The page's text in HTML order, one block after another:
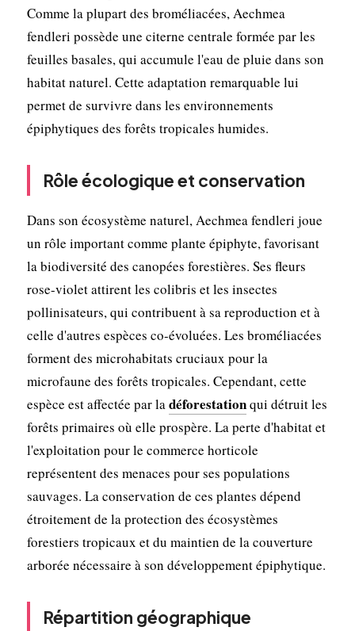
Comme la plupart des broméliacées, Aechmea
fendleri possède une citerne centrale formée par les
feuilles basales, qui accumule l'eau de pluie dans son
habitat naturel. Cette adaptation remarquable lui
permet de survivre dans les environnements
épiphytiques des forêts tropicales humides.
Rôle écologique et conservation
Dans son écosystème naturel, Aechmea fendleri joue
un rôle important comme plante épiphyte, favorisant
la biodiversité des canopées forestières. Ses fleurs
rose-violet attirent les colibris et les insectes
pollinisateurs, qui contribuent à sa reproduction et à
celle d'autres espèces co-évoluées. Les broméliacées
forment des microhabitats cruciaux pour la
microfaune des forêts tropicales. Cependant, cette
espèce est affectée par ladéforestationqui détruit les
forêts primaires où elle prospère. La perte d'habitat et
l'exploitation pour le commerce horticole
représentent des menaces pour ses populations
sauvages. La conservation de ces plantes dépend
étroitement de la protection des écosystèmes
forestiers tropicaux et du maintien de la couverture
arborée nécessaire à son développement épiphytique.
Répartition géographique